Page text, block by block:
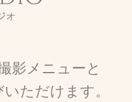
わた
、大切な人の心に残
。
more >
影メニューと
ただけます。